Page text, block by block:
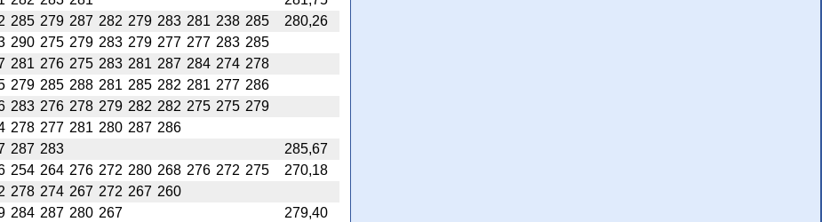
285 279 287 282 279 283 281 238 285
280,26
290 275 279 283 279 277 277 283 285
281 276 275 283 281 287 284 274 278
279 285 288 281 285 282 281 277 286
283 276 278 279 282 282 275 275 279
278 277 281 280 287 286
287 283
285,67
254 264 276 272 280 268 276 272 275
270,18
278 274 267 272 267 260
284 287 280 267
279,40